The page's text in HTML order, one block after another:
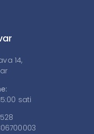
14,
sati